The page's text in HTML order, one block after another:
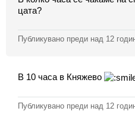
цата?
Публикувано преди над 12
В 10 часа в Княжево
Публикувано преди над 12